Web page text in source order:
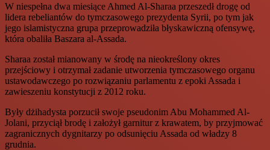
W niespełna dwa miesiące Ahmed Al-Sharaa przeszedł drogę od
lidera rebeliantów do tymczasowego prezydenta Syrii, po tym jak
jego islamistyczna grupa przeprowadziła błyskawiczną ofensywę,
która obaliła Baszara al-Assada.
Sharaa został mianowany w środę na nieokreślony okres
przejściowy i otrzymał zadanie utworzenia tymczasowego organu
ustawodawczego po rozwiązaniu parlamentu z epoki Assada i
zawieszeniu konstytucji z 2012 roku.
Były dżihadysta porzucił swoje pseudonim Abu Mohammed Al-
Jolani, przyciął brodę i założył garnitur z krawatem, by przyjmować
zagranicznych dygnitarzy po odsunięciu Assada od władzy 8
grudnia.